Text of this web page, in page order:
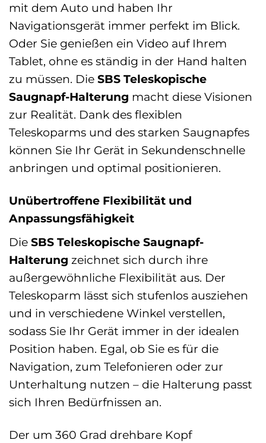
mit dem Auto und haben Ihr
Navigationsgerät immer perfekt im Blick.
Oder Sie genießen ein Video auf Ihrem
Tablet, ohne es ständig in der Hand halten
zu müssen. Die SBS Teleskopische
Saugnapf-Halterung macht diese Visionen
zur Realität. Dank des flexiblen
Teleskoparms und des starken Saugnapfes
können Sie Ihr Gerät in Sekundenschnelle
anbringen und optimal positionieren.
Unübertroffene Flexibilität und
Anpassungsfähigkeit
Die SBS Teleskopische Saugnapf-
Halterung zeichnet sich durch ihre
außergewöhnliche Flexibilität aus. Der
Teleskoparm lässt sich stufenlos ausziehen
und in verschiedene Winkel verstellen,
sodass Sie Ihr Gerät immer in der idealen
Position haben. Egal, ob Sie es für die
Navigation, zum Telefonieren oder zur
Unterhaltung nutzen – die Halterung passt
sich Ihren Bedürfnissen an.
Der um 360 Grad drehbare Kopf